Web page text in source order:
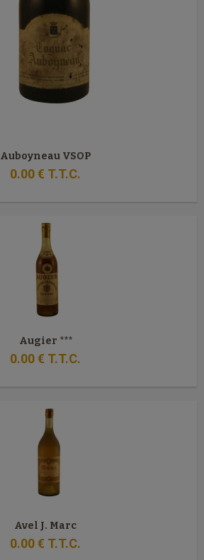
Auboyneau VSOP
0.00€ T.T.C.
Augier ***
0.00€ T.T.C.
Avel J. Marc
0.00€ T.T.C.